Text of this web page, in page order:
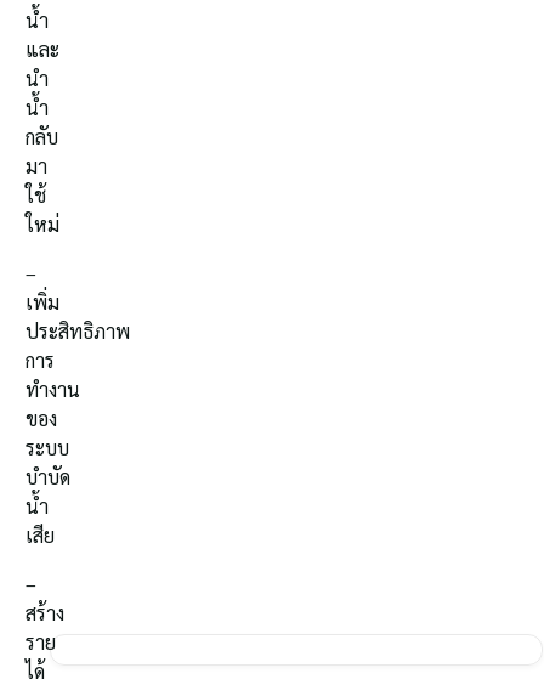
น้ำ
และ
นำ
น้ำ
กลับ
มา
ใช้
ใหม่
–
เพิ่ม
ประสิทธิภาพ
การ
ทำงาน
ของ
ระบบ
บำบัด
น้ำ
เสีย
–
สร้าง
ราย
ได้